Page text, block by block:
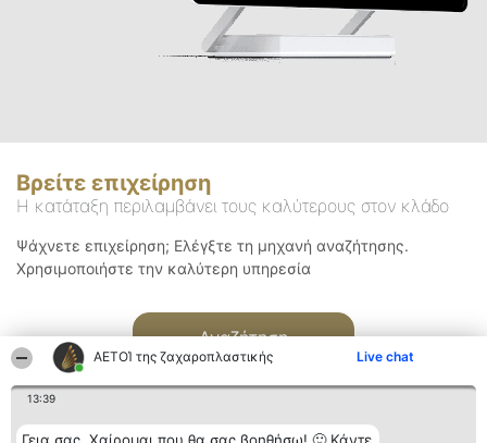
ΑΕΤΟΊ της ζαχαροπλαστικής Live chat
13:39
Βρείτε επιχείρηση
Η κατάταξη περιλαμβάνει τους καλύτερους στον κλάδο
Ψάχνετε επιχείρηση; Ελέγξτε τη μηχανή αναζήτησης.
Χρησιμοποιήστε την καλύτερη υπηρεσία
Αναζήτηση